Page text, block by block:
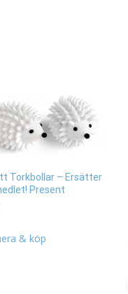
Torkbollar – Ersätter
Present
& köp